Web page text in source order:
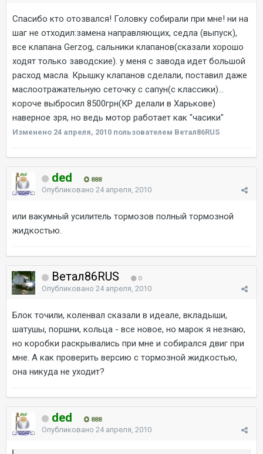
Спасибо кто отозвался! Головку собирали при мне! ни на
шаг не отходил:замена направляющих, седла (выпуск),
все клапана Gerzog, сальники клапанов(сказали хорошо
ходят только заводские). у меня с завода идет большой
расход масла. Крышку клапанов сделали, поставил даже
маслоотражательную сеточку с сапун(с классики)...
короче выбросил 8500грн(КР делали в Харькове)
наверное зря, но ведь мотор работает как "часики"
Изменено 24 апреля, 2010 пользователем Ветал86RUS
ded 888
Опубликовано 24 апреля, 2010
или вакумный усилитель тормозов полный тормозной
жидкостью.
Ветал86RUS 0
Опубликовано 24 апреля, 2010
Блок точили, коленвал сказали в идеале, вкладыши,
шатушы, поршни, кольца - все новое, но марок я незнаю,
но коробки раскрывались при мне и собирался двиг при
мне. А как проверить версию с тормозной жидкостью,
она никуда не уходит?
ded 888
Опубликовано 24 апреля, 2010